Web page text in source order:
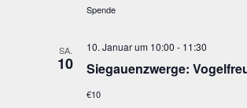
Spende
SA.
10 Sie­gau­enzwer­ge:
10. Januar um 10:00 - 11:30
€10